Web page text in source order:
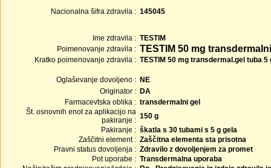
Nacionalna šifra zdravila : 145045
Ime zdravila : TESTIM
Poimenovanje zdravila : TESTIM 50 mg
Kratko poimenovanje zdravila : TESTIM 50 mg transdermal.gel tuba 5
Oglaševanje dovoljeno : NE
Originator : DA
Farmacevtska oblika : transdermalni gel
Št. osnovnih enot za aplikacijo na
pakiranje : 150 g
Pakiranje : škatla s 30 tubami s 5 g gela
Zaščitni element : Zaščitna elementa sta prisotna
Pravni status dovoljenja : Zdravilo z dovoljenjem za promet
Pot uporabe : Transdermalna uporaba